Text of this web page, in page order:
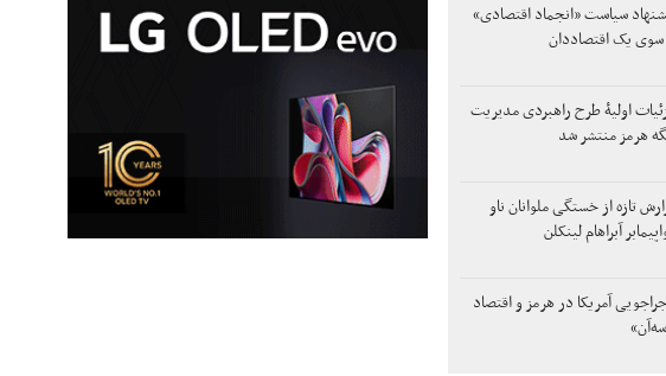
سیاست «انجماد اقتصادی»
سوی یک اقتصاددان
اولیۀ طرح راهبردی مدیریت
هرمز منتشر شد
تازه از خستگی ملوانان ناو
آبراهام لینکلن
آمریکا در هرمز و اقتصاد